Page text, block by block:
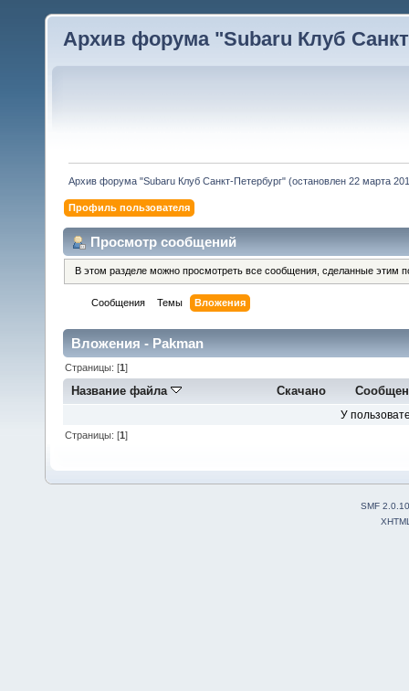
Архив форума "Subaru Клуб
Архив форума "Subaru Клуб Санкт-Петербург" (остановлен 22 марта
Профиль пользователя
Просмотр сообщений
В этом разделе можно просмотреть все сообщения, сделанные этим
Сообщения Темы Вложения
Вложения - Pakman
Страницы: [1]
Название файла Скачано
У
Страницы: [1]
SMF 2.0.10